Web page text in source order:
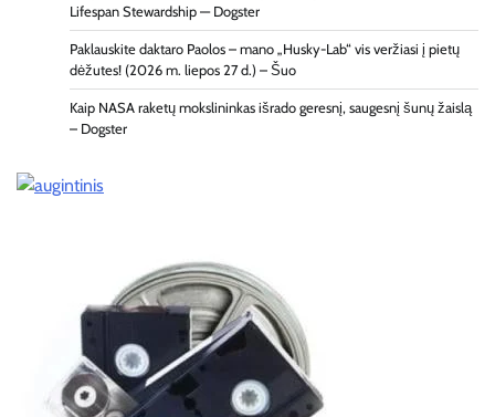
Lifespan Stewardship — Dogster
Paklauskite daktaro Paolos – mano „Husky-Lab“ vis veržiasi į pietų
dėžutes! (2026 m. liepos 27 d.) – Šuo
Kaip NASA raketų mokslininkas išrado geresnį, saugesnį šunų žaislą
– Dogster